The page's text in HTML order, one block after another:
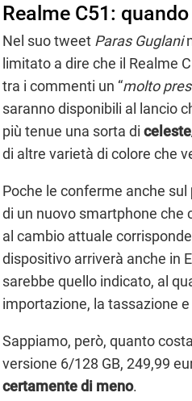
Realme C51:
Nel suo tweet Paras Guglani
limitato a dire che il Realme
tra i commenti un “molto
saranno disponibili al lancio
più tenue una sorta di
di altre varietà di colore che
Poche le conferme anche sul
di un nuovo smartphone che
al cambio attuale
dispositivo arriverà anche in
sarebbe quello indicato, al
importazione, la tassazione
Sappiamo, però, quanto
versione 6/128 GB, 249,99
certamente di meno.